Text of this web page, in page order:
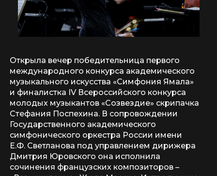
Открыла вечер победительница первого
международного конкурса академического
музыкального искусства «Симфония Ямала»
и финалистка IV Всероссийского конкурса
молодых музыкантов «Созвездие» скрипачка
Стефания Поспехина. В сопровождении
Государственного академического
симфонического оркестра России имени
Е.Ф. Светланова под управлением дирижера
Дмитрия Юровского она исполнила
сочинения французских композиторов –